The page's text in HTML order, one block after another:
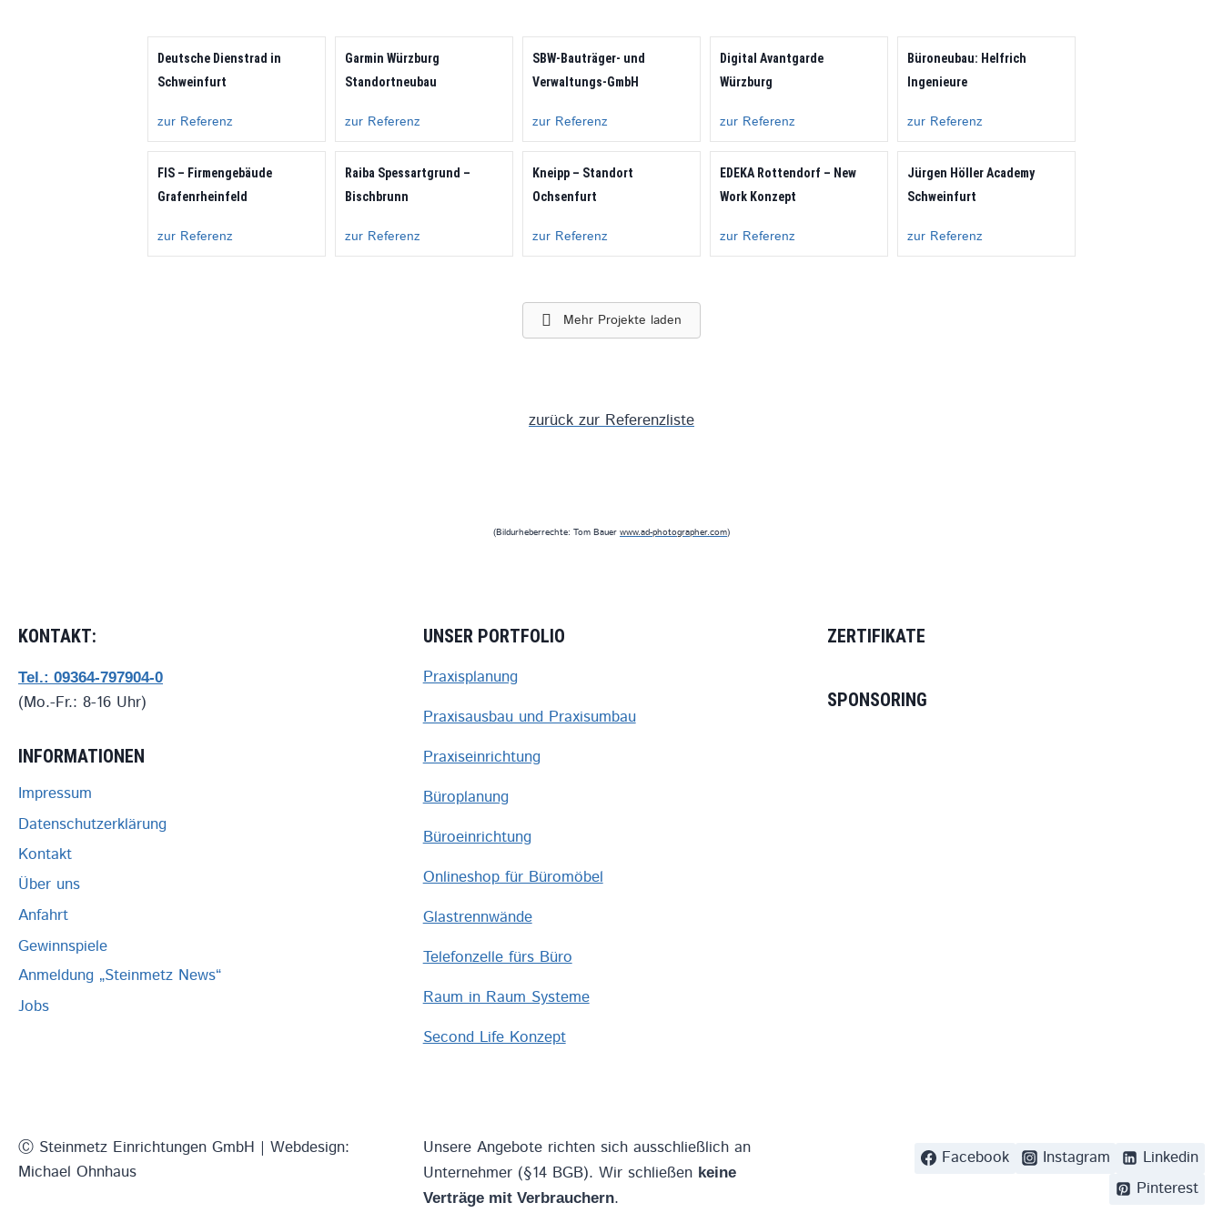
Deutsche Dienstrad in
Schweinfurt
zur Referenz
Garmin Würzburg
Standortneubau
zur Referenz
SBW-Bauträger- und
Verwaltungs-GmbH
zur Referenz
Digital Avantgarde
Würzburg
zur Referenz
Büroneubau: Helfrich
Ingenieure
zur Referenz
FIS – Firmengebäude
Grafenrheinfeld
zur Referenz
Raiba Spessartgrund –
Bischbrunn
zur Referenz
Kneipp – Standort
Ochsenfurt
zur Referenz
EDEKA Rottendorf – New
Work Konzept
zur Referenz
Jürgen Höller Academy
Schweinfurt
zur Referenz
Mehr Projekte laden
zurück zur Referenzliste
(Bildurheberrechte: Tom Bauer www.ad-photographer.com)
KONTAKT:
Tel.: 09364-797904-0
(Mo.-Fr.: 8-16 Uhr)
INFORMATIONEN
Impressum
Datenschutzerklärung
Kontakt
Über uns
Anfahrt
Gewinnspiele
Anmeldung „Steinmetz News“
Jobs
UNSER PORTFOLIO
Praxisplanung
Praxisausbau und Praxisumbau
Praxiseinrichtung
Büroplanung
Büroeinrichtung
Onlineshop für Büromöbel
Glastrennwände
Telefonzelle fürs Büro
Raum in Raum Systeme
Second Life Konzept
ZERTIFIKATE
SPONSORING
Ⓒ Steinmetz Einrichtungen GmbH | Webdesign:
Michael Ohnhaus
Unsere Angebote richten sich ausschließlich an
Unternehmer (§14 BGB). Wir schließen keine
Verträge mit Verbrauchern.
Facebook Instagram
Linkedin
Pinterest